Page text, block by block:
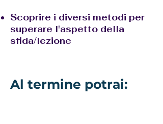
Scoprire i diversi metodi per
superare l'aspetto della
sfida/lezione
Al termine potrai: